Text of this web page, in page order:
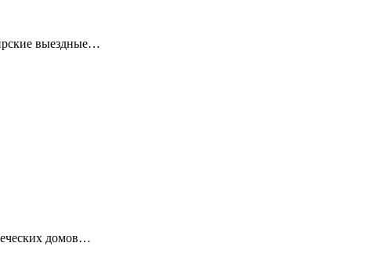
выездные…
домов…